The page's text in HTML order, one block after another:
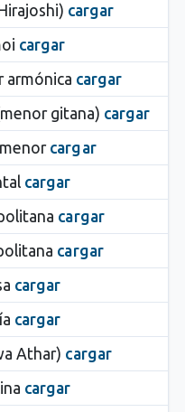
cargar
cargar
armónica cargar
gitana) cargar
cargar
cargar
cargar
cargar
cargar
cargar
Athar) cargar
cargar